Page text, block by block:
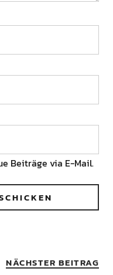
Beiträge via E-Mail.
NÄCHSTER BEITRAG